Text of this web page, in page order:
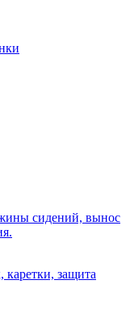
сидений, вынос
защита